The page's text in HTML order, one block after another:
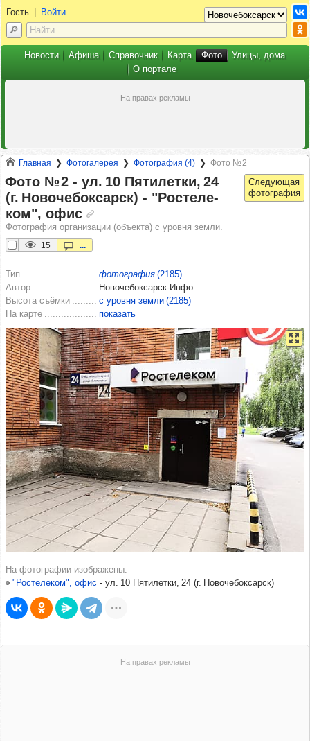
Главная Фотогалерея Фотография (4) Фото № 2
Фото № 2 -​ ул. 10 Пяти­летки, 24
(г. Ново­че­бок­сарск) -​ "Рос­те­ле­
ком", офис
Фотография организации (объекта) с уровня земли.
15 ...
Тип фотография (2185)
Автор
Новочебоксарск-Инфо
Высота съёмки
с уровня земли (2185)
На карте
показать
На фотографии изображены
"Ростелеком", офис -​ ул. 10 Пятилетки, 24 (г. Новочебоксарск)
Гость| Войти
Новости Афиша Справочник Карта Фото
Улицы, дома
О портале